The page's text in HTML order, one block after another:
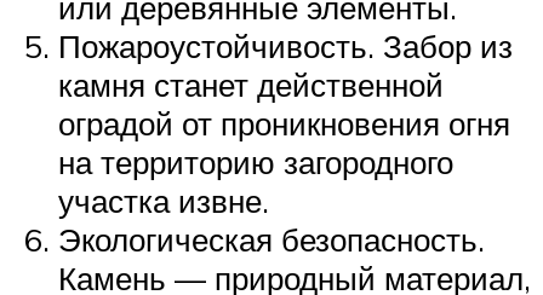
Пожароустойчивость. Забор из
камня станет действенной
оградой от проникновения огня
на территорию загородного
участка извне.
Экологическая безопасность.
Камень — природный материал,